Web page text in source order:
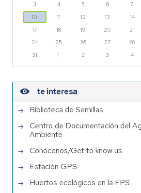
3
4 5 6 7
10
11 12 13 14
17
18 19 20 21
24
25 26 27 28
31
1 2 3 4
te interesa
Biblioteca de Semillas
Centro de Documentación del
Ambiente
Conócenos/Get to know us
Estación GPS
Huertos ecológicos en la EPS